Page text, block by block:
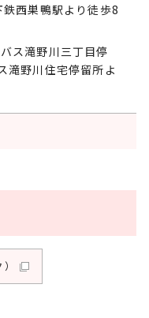
西巣鴨駅より徒歩8
ス滝野川三丁目停
滝野川住宅停留所よ